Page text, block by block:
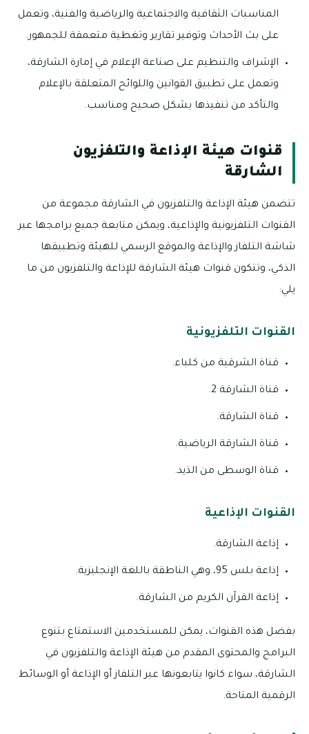
المناسبات الثقافية والاجتماعية والرياضية والفنية، وتعمل
على بث الأحداث وتوفير تقارير وتغطية متعمقة للجمهور.
الإشراف والتنظيم على صناعة الإعلام في إمارة الشارقة،
وتعمل على تطبيق القوانين واللوائح المتعلقة بالإعلام
والتأكد من تنفيذها بشكل صحيح ومناسب.
قنوات هيئة الإذاعة والتلفزيون
الشارقة
تتضمن هيئة الإذاعة والتلفزيون في الشارقة مجموعة من
القنوات التلفزيونية والإذاعية، ويمكن متابعة جميع برامجها عبر
شاشة التلفاز والإذاعة والموقع الرسمي للهيئة وتطبيقها
الذكي، وتتكون قنوات هيئة الشارقة للإذاعة والتلفزيون من ما
يلي:
القنوات التلفزيونية
قناة الشرقية من كلباء.
قناة الشارقة 2.
قناة الشارقة.
قناة الشارقة الرياضية.
قناة الوسطى من الذيد.
القنوات الإذاعية
إذاعة الشارقة.
إذاعة بلس 95، وهي الناطقة باللغة الإنجليزية.
إذاعة القرآن الكريم من الشارقة.
بفضل هذه القنوات، يمكن للمستخدمين الاستمتاع بتنوع
البرامج والمحتوى المقدم من هيئة الإذاعة والتلفزيون في
الشارقة، سواء كانوا يتابعونها عبر التلفاز أو الإذاعة أو الوسائط
الرقمية المتاحة.